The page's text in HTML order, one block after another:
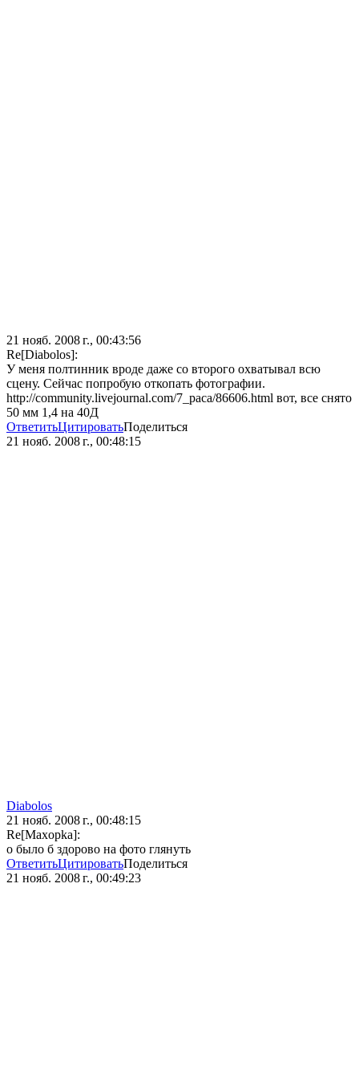
21 нояб. 2008 г., 00:43:56
Re[Diabolos]:
У меня полтинник вроде даже со второго охватывал всю
сцену. Сейчас попробую откопать фотографии.
http://community.livejournal.com/7_paca/86606.html вот, все снято
50 мм 1,4 на 40Д
ОтветитьЦитироватьПоделиться
21 нояб. 2008 г., 00:48:15
Diabolos
21 нояб. 2008 г., 00:48:15
Re[Maxopka]:
о было б здорово на фото глянуть
ОтветитьЦитироватьПоделиться
21 нояб. 2008 г., 00:49:23